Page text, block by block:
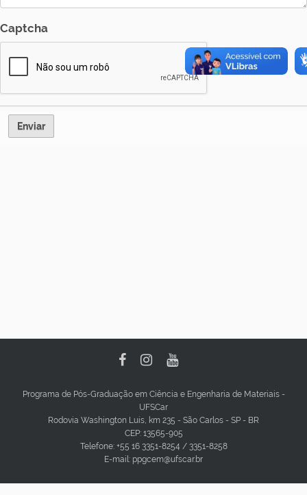
Captcha
Programa de Pós-Graduação em Ciência e Engenharia de Materiais -
UFSCar
Rodovia Washington Luis, km 235 - São Carlos - SP - BR
CEP: 13565-905
Telefone: +55 16 3351-8254 / 3351-8258
E-mail: ppgcem@ufscar.br